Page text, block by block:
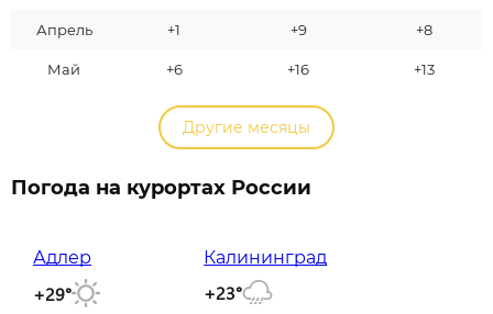
Апрель +1 +9 +8
Май +6 +16 +13
Другие месяцы
Погода на курортах России
Адлер
+29°
Калининград
+23°